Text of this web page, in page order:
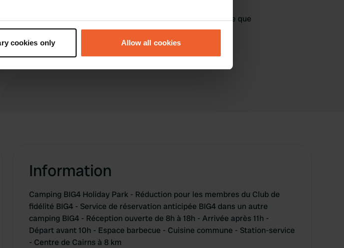
can be accurate to within several meters
set your preferences in the
cookies only Allow all cookies
Vous êtes déjà venu ici ? Dites aux autres ce que
vous en pensez.
Information
Camping BIG4 Holiday Park - Réduction pour les membres du Club de
fidélité BIG4 - Service de réservation anticipée BIG4 dans un autre
camping BIG4 - Réception ouverte de 8h à 18h - Arrivée après 11h -
Départ avant 10h - Espace barbecue - Cuisine commune - Station-service
- Centre de Cairns à 8 km